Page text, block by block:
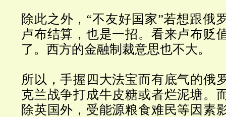
除此之外，“不友好国家”若想跟俄
卢布结算，也是一招。看来卢布贬
了。西方的金融制裁意思也不大。
所以，手握四大法宝而有底气的俄
克兰战争打成牛皮糖或者烂泥塘。
除英国外，受能源粮食难民等因素